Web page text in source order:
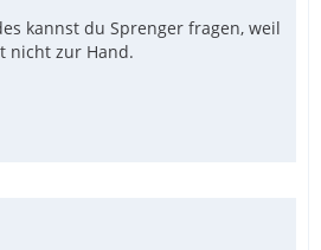
kannst du Sprenger fragen, weil
nicht zur Hand.